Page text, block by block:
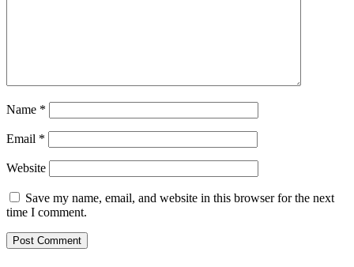
Name *
Email *
Website
Save my name, email, and website in this browser for the next
time I comment.